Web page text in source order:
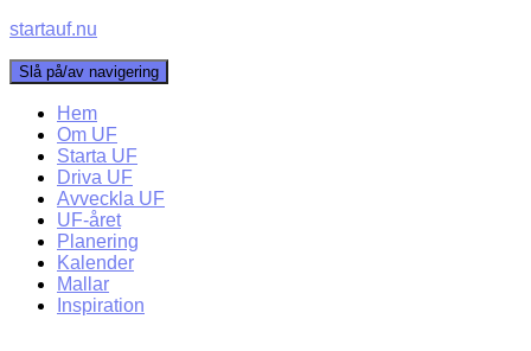
startauf.nu
Slå på/av navigering
Hem
Om UF
Starta UF
Driva UF
Avveckla UF
UF-året
Planering
Kalender
Mallar
Inspiration